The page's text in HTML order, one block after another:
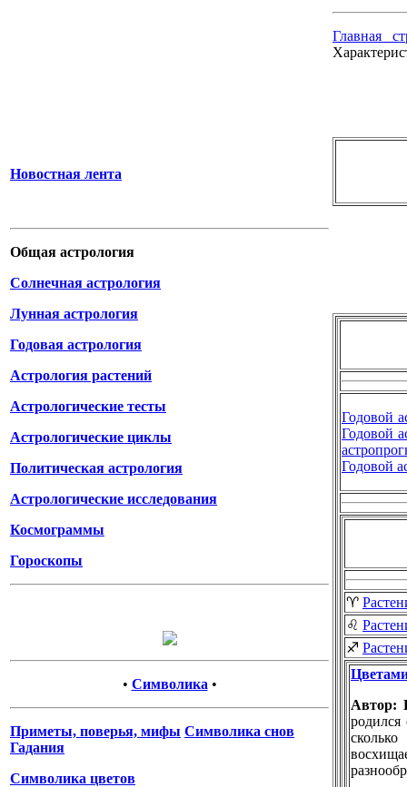
Новостная лента
Общая астрология
Солнечная астрология
Лунная астрология
Годовая астрология
Астрология растений
Астрологические тесты
Астрологические циклы
Политическая астрология
Астрологические исследования
Космограммы
Гороскопы
• Символика •
Приметы, поверья, мифы Символика снов
Гадания
Символика цветов
Главная
Годовой
Годовой
Годовой
♈
♌
♐